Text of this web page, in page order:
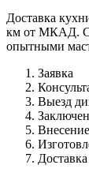
Доставка
км от МКАД.
опытными
Заявка
Выезд